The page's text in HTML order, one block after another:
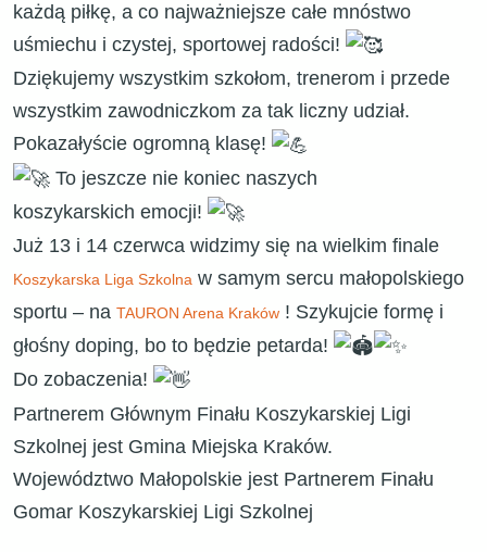
każdą piłkę, a co najważniejsze całe mnóstwo
uśmiechu i czystej, sportowej radości!
​Dziękujemy wszystkim szkołom, trenerom i przede
wszystkim zawodniczkom za tak liczny udział.
Pokazałyście ogromną klasę!
To jeszcze nie koniec naszych
koszykarskich emocji!
Już 13 i 14 czerwca widzimy się na wielkim finale
Koszykarska Liga Szkolna w samym sercu małopolskiego
sportu – na TAURON Arena Kraków ! Szykujcie formę i
głośny doping, bo to będzie petarda!
​Do zobaczenia!
Partnerem Głównym Finału Koszykarskiej Ligi
Szkolnej jest Gmina Miejska Kraków.
Województwo Małopolskie jest Partnerem Finału
Gomar Koszykarskiej Ligi Szkolnej